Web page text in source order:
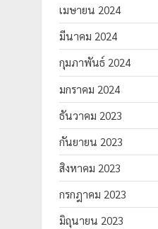
เมษายน 2024
มีนาคม 2024
กุมภาพันธ์ 2024
มกราคม 2024
ธันวาคม 2023
กันยายน 2023
สิงหาคม 2023
กรกฎาคม 2023
มิถุนายน 2023